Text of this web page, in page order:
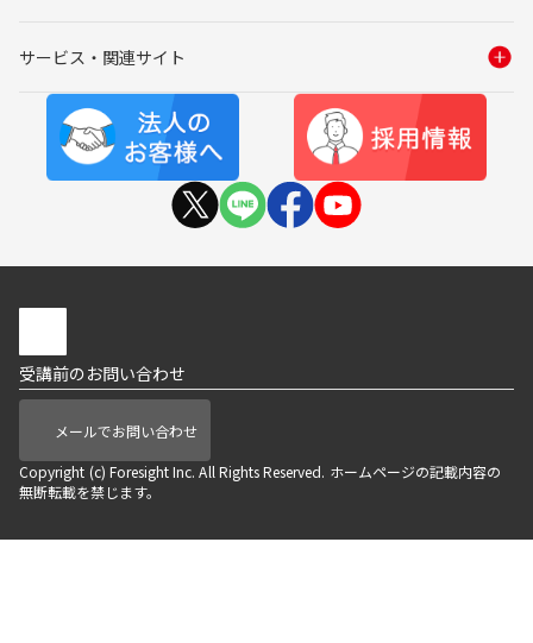
サービス・関連サイト
受講前のお問い合わせ
メールでお問い合わせ
Copyright (c) Foresight Inc. All Rights Reserved. ホームページの記載内容の
無断転載を禁じます。